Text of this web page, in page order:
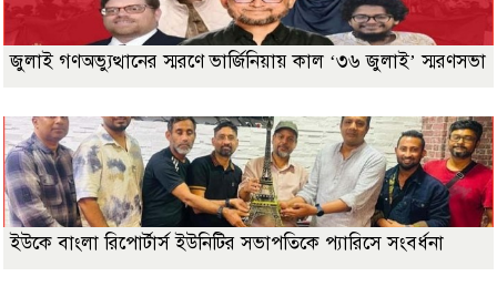
জুলাই গণঅভ্যুত্থানের স্মরণে ভার্জিনিয়ায় কাল ‘৩৬ জুলাই’ স্মরণসভা
ইউকে বাংলা রিপোর্টার্স ইউনিটির সভাপতিকে প্যারিসে সংবর্ধনা